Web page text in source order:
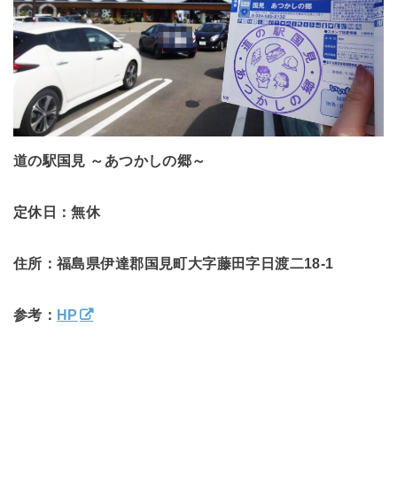
道の駅国見 ～あつかしの郷～
定休日：無休
住所：福島県伊達郡国見町大字藤田字日渡二18-1
参考： HP